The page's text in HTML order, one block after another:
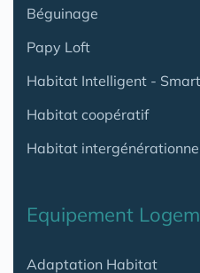
Béguinage
Papy Loft
Habitat Intelligent -
Habitat coopératif
Habitat
Equipement
Adaptation Habitat